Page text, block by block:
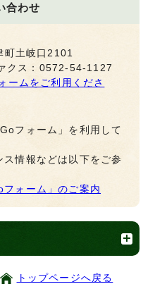
合わせ
土岐口2101
ス：0572-54-1127
ームをご利用くださ
フォーム」を利用して
ス情報などは以下をご参
ォーム」のご案内
トップページへ戻る